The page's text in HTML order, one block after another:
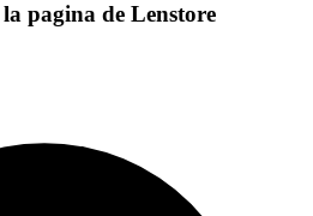
pagina de Lenstore